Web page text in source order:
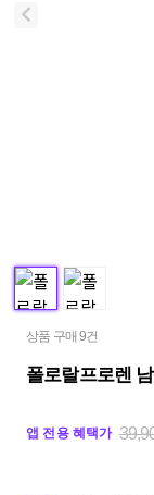
상품 구매 9건
폴로랄프로렌
앱 전용 혜택가